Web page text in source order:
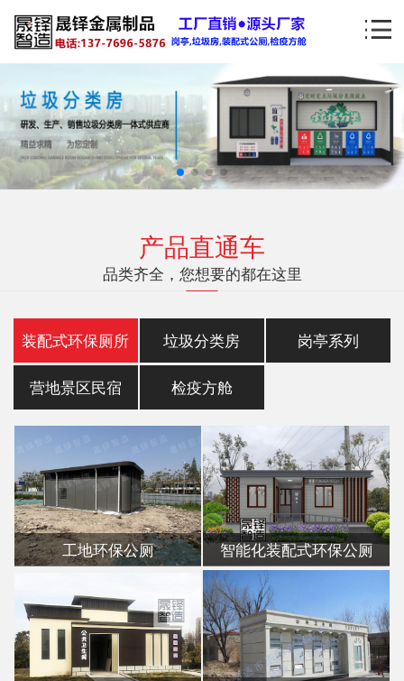
产品直通车
品类齐全，您想要的都在这里
装配式环保厕所 垃圾分类房 岗亭系列
营地景区民宿 检疫方舱
工地环保公厕 智能化装配式环保公厕